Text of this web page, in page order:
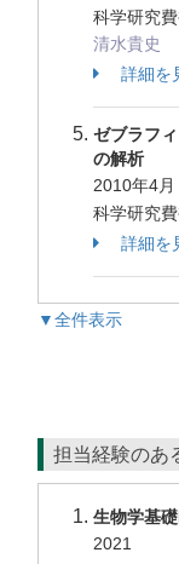
科学研究
清水貴史
詳細を
ゼブラフ
の解析
2010年4月
科学研究
詳細を
▼全件表示
担当経験のあ
生物学基
2021